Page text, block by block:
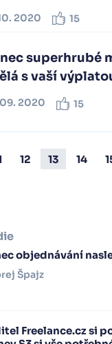
2020 15
superhrubé
s vaší
2020 15
12 13 14
objednávání
Špajz
Freelance.cz si